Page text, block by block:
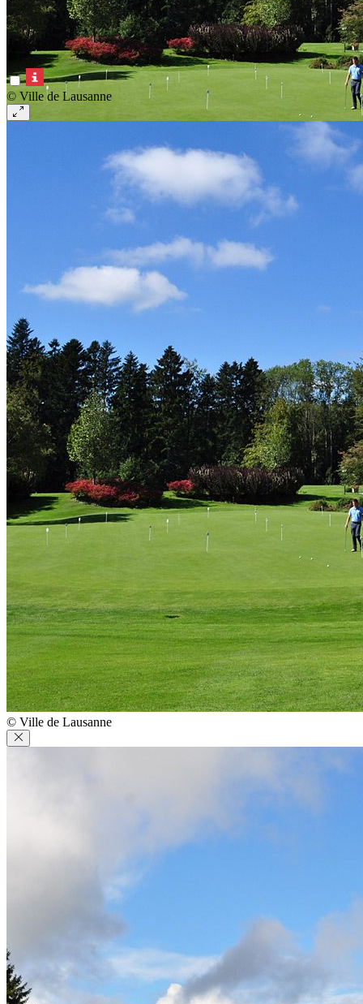
© Ville de Lausanne
© Ville de Lausanne